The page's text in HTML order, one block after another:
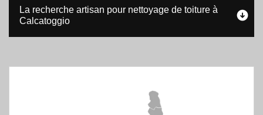
La recherche artisan pour nettoyage de toiture à
Calcatoggio